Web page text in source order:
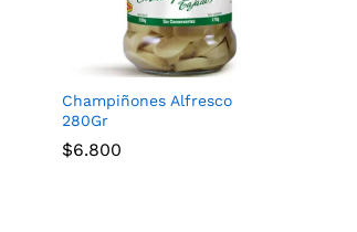
Champiñones Alfresco
280Gr
$6.800